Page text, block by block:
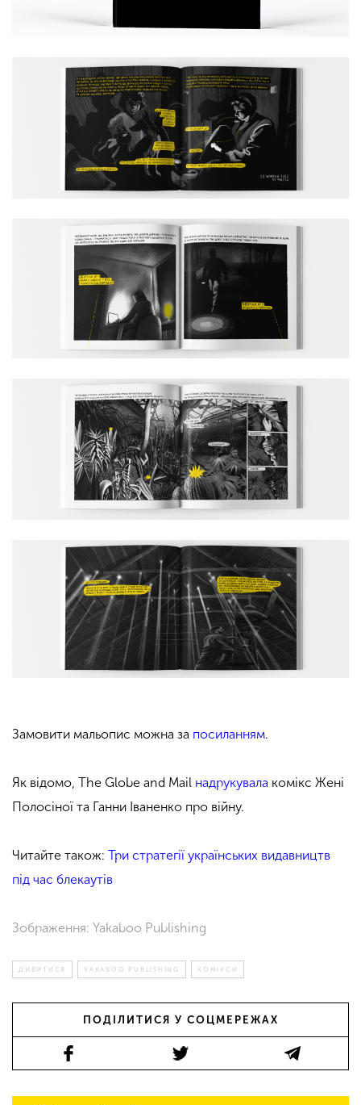
Замовити мальопис можна за посиланням.
Як відомо, The Globe and Mail надрукувала комікс Жені
Полосіної та Ганни Іваненко про війну.
Читайте також: Три стратегії українських видавництв
під час блекаутів
Зображення: Yakaboo Publishing
ДИВИТИСЯ YAKABOO PUBLISHING КОМІКСИ
ПОДІЛИТИСЯ У СОЦМЕРЕЖАХ